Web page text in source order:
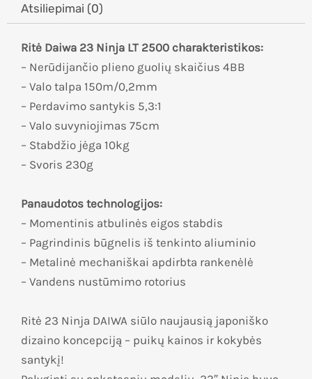
Atsiliepimai (0)
Ritė Daiwa 23 Ninja LT 2500 charakteristikos:
– Nerūdijančio plieno guolių skaičius 4BB
– Valo talpa 150m/0,2mm
– Perdavimo santykis 5,3:1
– Valo suvyniojimas 75cm
– Stabdžio jėga 10kg
– Svoris 230g
Panaudotos technologijos:
– Momentinis atbulinės eigos stabdis
– Pagrindinis būgnelis iš tenkinto aliuminio
– Metalinė mechaniškai apdirbta rankenėlė
– Vandens nustūmimo rotorius
Ritė 23 Ninja DAIWA siūlo naujausią japoniško
dizaino koncepciją – puikų kainos ir kokybės
santykį!